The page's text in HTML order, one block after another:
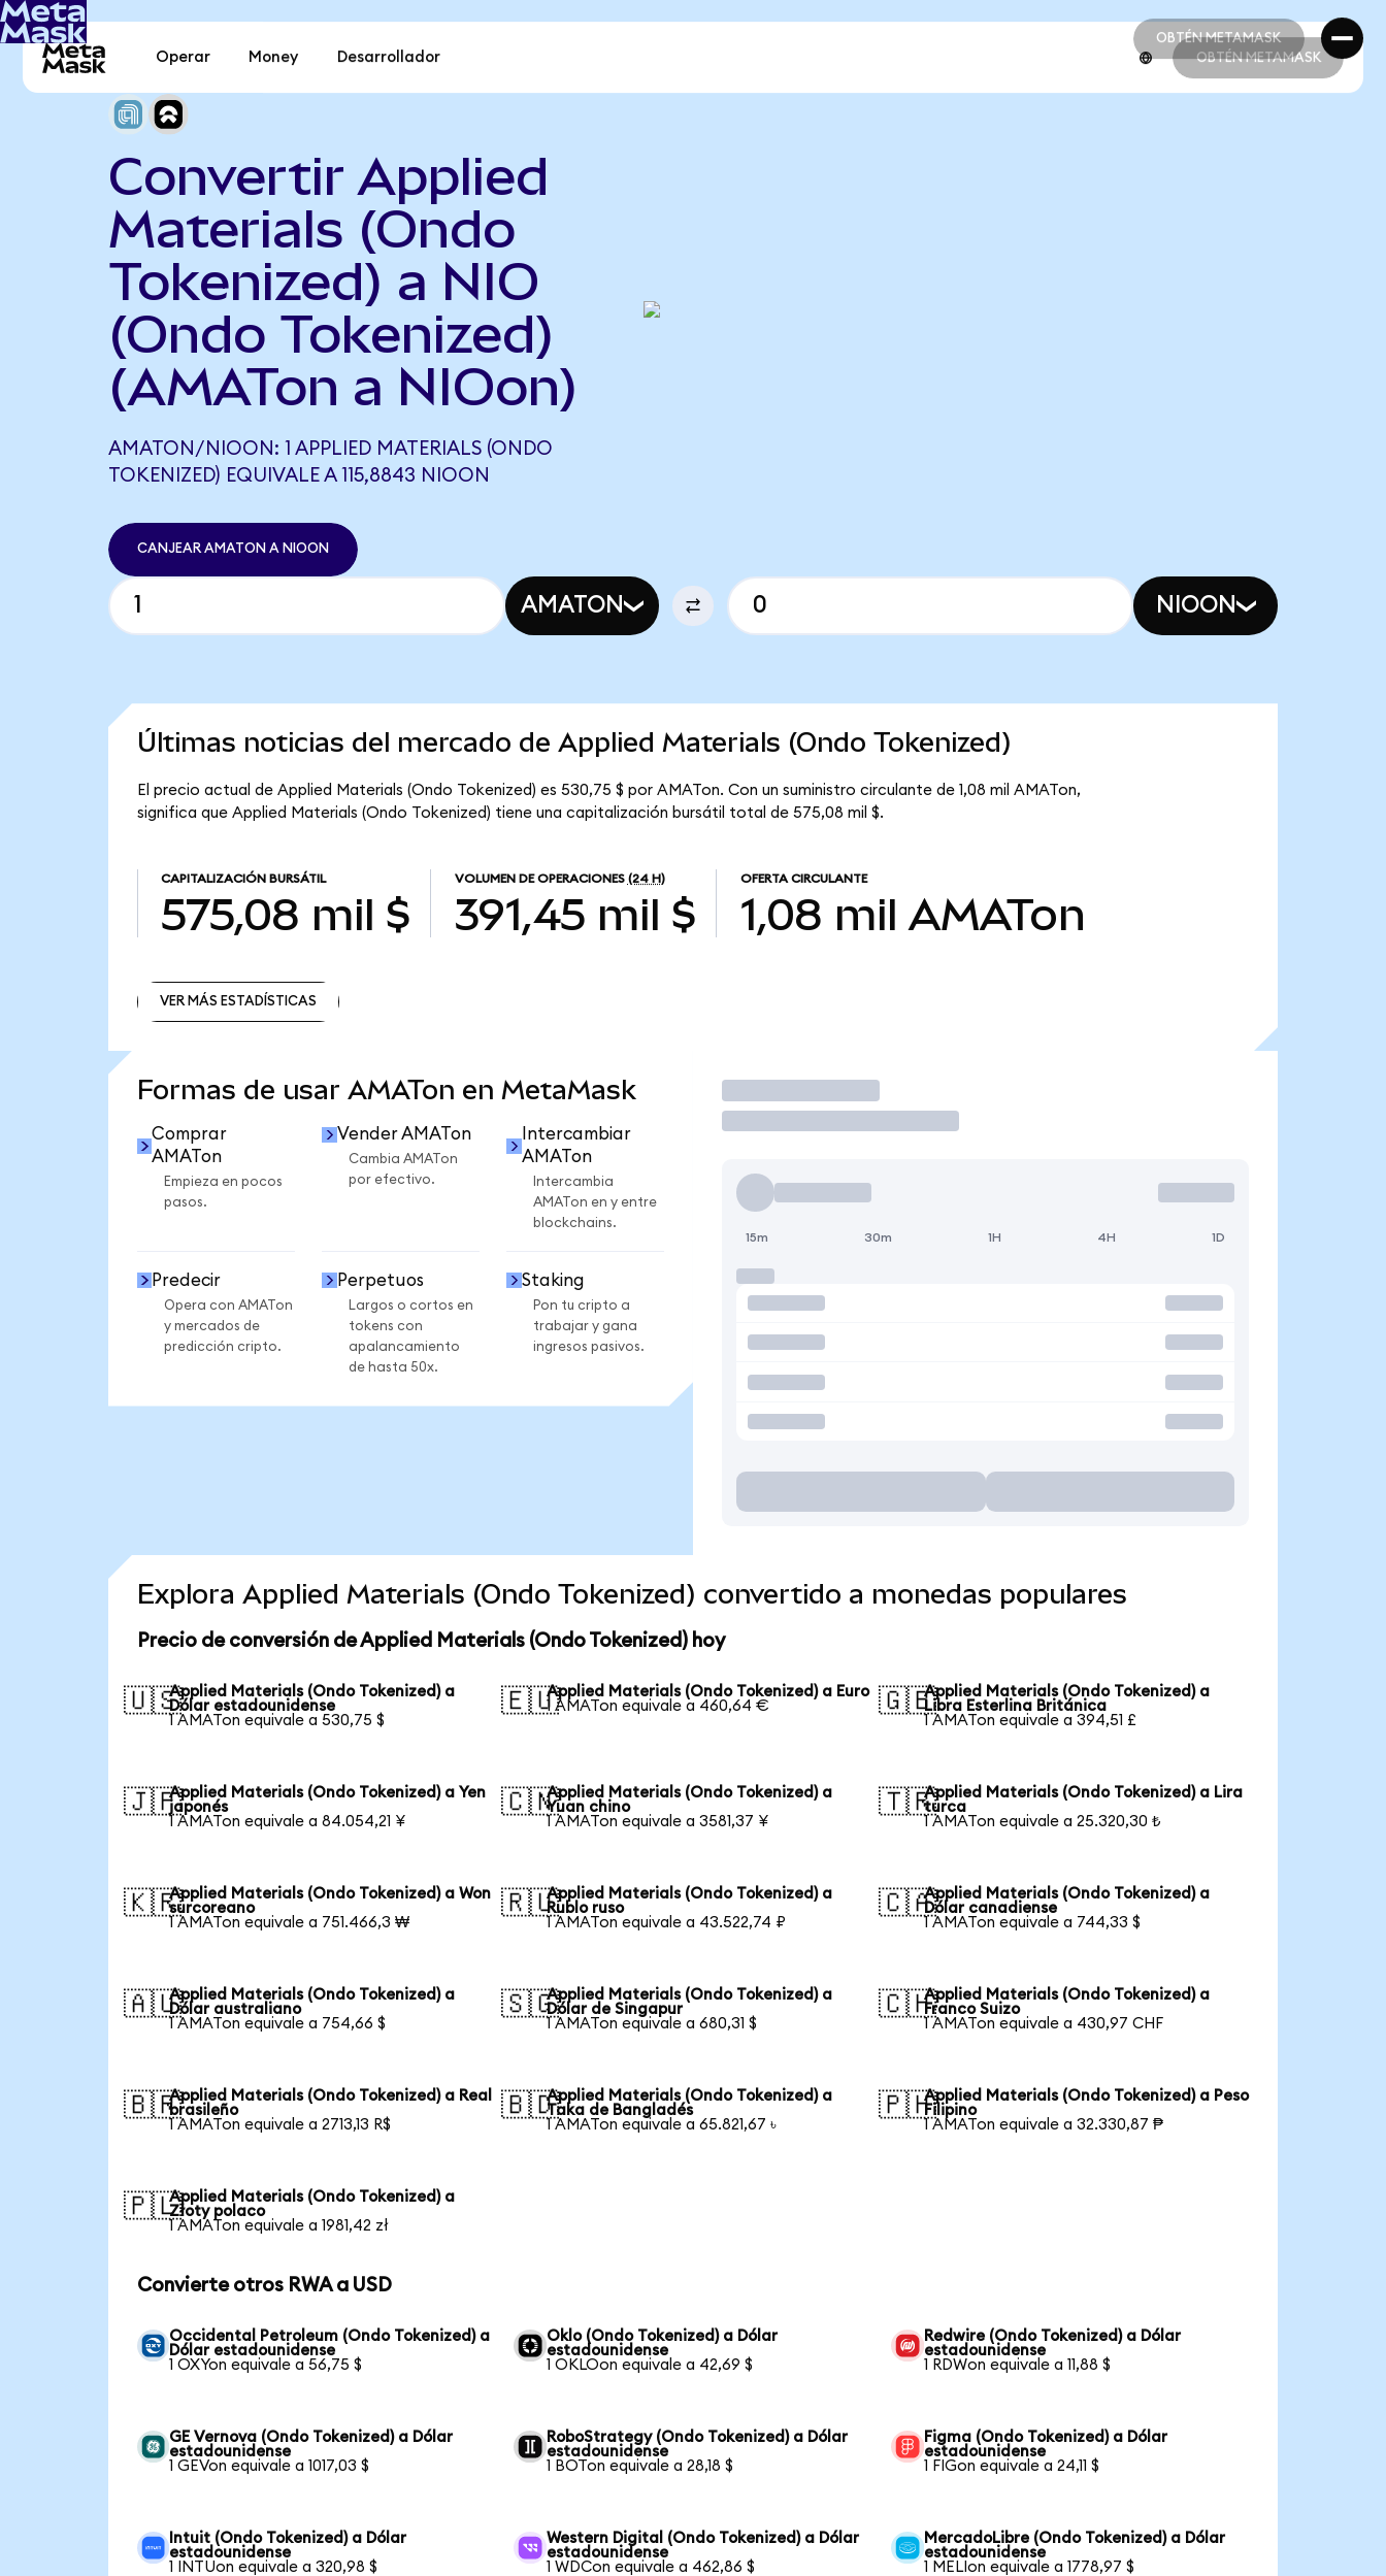
OBTÉN METAMASK
OBTÉN METAMASK
Operar Money Desarrollador OBTÉN METAMASK
Convertir Applied
Materials (Ondo
Tokenized) a NIO
(Ondo Tokenized)
(AMATon a NIOon)
AMATON/NIOON: 1 APPLIED MATERIALS (ONDO
TOKENIZED) EQUIVALE A 115,8843 NIOON
CANJEAR AMATON A NIOON
AMATON NIOON
Últimas noticias del mercado de Applied Materials (Ondo Tokenized)
El precio actual de Applied Materials (Ondo Tokenized) es 530,75 $ por AMATon. Con un suministro circulante de 1,08 mil AMATon,
significa que Applied Materials (Ondo Tokenized) tiene una capitalización bursátil total de 575,08 mil $.
CAPITALIZACIÓN BURSÁTIL
575,08 mil $
VOLUMEN DE OPERACIONES (24 H)
391,45 mil $
OFERTA CIRCULANTE
1,08 mil AMATon
VER MÁS ESTADÍSTICAS
Formas de usar AMATon en MetaMask
Comprar
AMATon
Empieza en pocos
pasos.
Vender AMATon
Cambia AMATon
por efectivo.
Intercambiar
AMATon
Intercambia
AMATon en y entre
blockchains.
Predecir
Opera con AMATon
y mercados de
predicción cripto.
Perpetuos
Largos o cortos en
tokens con
apalancamiento
de hasta 50x.
Staking
Pon tu cripto a
trabajar y gana
ingresos pasivos.
Operar
15m 30m 1H 4H 1D
Explora Applied Materials (Ondo Tokenized) convertido a monedas populares
Precio de conversión de Applied Materials (Ondo Tokenized) hoy
🇺🇸Applied Materials (Ondo Tokenized) a
Dólar estadounidense
1 AMATon equivale a 530,75 $
🇪🇺Applied Materials (Ondo Tokenized) a Euro
1 AMATon equivale a 460,64 €
🇬🇧Applied Materials (Ondo Tokenized) a
Libra Esterlina Británica
1 AMATon equivale a 394,51 £
🇯🇵Applied Materials (Ondo Tokenized) a Yen
japonés
1 AMATon equivale a 84.054,21 ¥
🇨🇳Applied Materials (Ondo Tokenized) a
Yuan chino
1 AMATon equivale a 3581,37 ¥
🇹🇷Applied Materials (Ondo Tokenized) a Lira
turca
1 AMATon equivale a 25.320,30 ₺
🇰🇷Applied Materials (Ondo Tokenized) a Won
surcoreano
1 AMATon equivale a 751.466,3 ₩
🇷🇺Applied Materials (Ondo Tokenized) a
Rublo ruso
1 AMATon equivale a 43.522,74 ₽
🇨🇦Applied Materials (Ondo Tokenized) a
Dólar canadiense
1 AMATon equivale a 744,33 $
🇦🇺Applied Materials (Ondo Tokenized) a
Dólar australiano
1 AMATon equivale a 754,66 $
🇸🇬Applied Materials (Ondo Tokenized) a
Dólar de Singapur
1 AMATon equivale a 680,31 $
🇨🇭Applied Materials (Ondo Tokenized) a
Franco Suizo
1 AMATon equivale a 430,97 CHF
🇧🇷Applied Materials (Ondo Tokenized) a Real
brasileño
1 AMATon equivale a 2713,13 R$
🇧🇩Applied Materials (Ondo Tokenized) a
Taka de Bangladés
1 AMATon equivale a 65.821,67 ৳
🇵🇭Applied Materials (Ondo Tokenized) a Peso
Filipino
1 AMATon equivale a 32.330,87 ₱
🇵🇱Applied Materials (Ondo Tokenized) a
Złoty polaco
1 AMATon equivale a 1981,42 zł
Convierte otros RWA a USD
Occidental Petroleum (Ondo Tokenized) a
Dólar estadounidense
1 OXYon equivale a 56,75 $
Oklo (Ondo Tokenized) a Dólar
estadounidense
1 OKLOon equivale a 42,69 $
Redwire (Ondo Tokenized) a Dólar
estadounidense
1 RDWon equivale a 11,88 $
GE Vernova (Ondo Tokenized) a Dólar
estadounidense
1 GEVon equivale a 1017,03 $
RoboStrategy (Ondo Tokenized) a Dólar
estadounidense
1 BOTon equivale a 28,18 $
Figma (Ondo Tokenized) a Dólar
estadounidense
1 FIGon equivale a 24,11 $
Intuit (Ondo Tokenized) a Dólar
estadounidense
1 INTUon equivale a 320,98 $
Western Digital (Ondo Tokenized) a Dólar
estadounidense
1 WDCon equivale a 462,86 $
MercadoLibre (Ondo Tokenized) a Dólar
estadounidense
1 MELIon equivale a 1778,97 $